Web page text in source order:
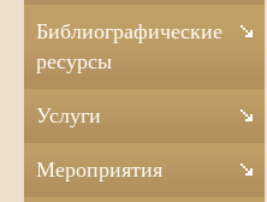
Библиографические
ресурсы
Услуги
Мероприятия